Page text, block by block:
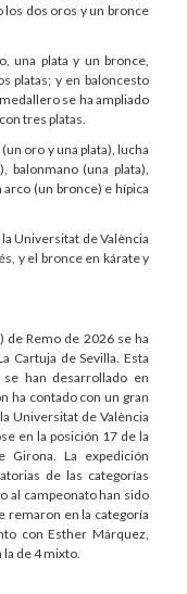
los dos oros y un bronce
una plata y un bronce,
platas; y en baloncesto
se ha ampliado
tres platas.
oro y una plata), lucha
balonmano (una plata),
(un bronce) e hípica
Universitat de València
y el bronce en kárate y
de Remo de 2026 se ha
Cartuja de Sevilla. Esta
han desarrollado en
ha contado con un gran
Universitat de València
en la posición 17 de la
Girona. La expedición
de las categorías
al campeonato han sido
remaron en la categoría
con Esther Márquez,
de 4 mixto.